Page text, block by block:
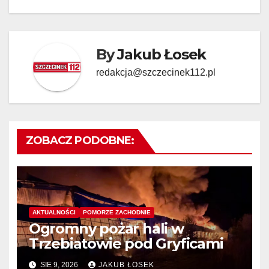
ByJakub Łosek
redakcja@szczecinek112.pl
ZOBACZ PODOBNE:
AKTUALNOŚCI POMORZE ZACHODNIE
Ogromny pożar hali w
Trzebiatowie pod Gryficami
SIE 9, 2026 JAKUB ŁOSEK